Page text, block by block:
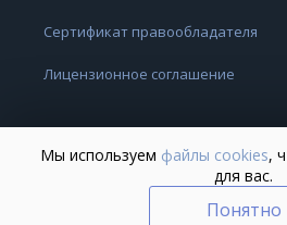
Сертификат правообладателя
Лицензионное соглашение
Мы используем файлы cookies,
для вас.
Понятно